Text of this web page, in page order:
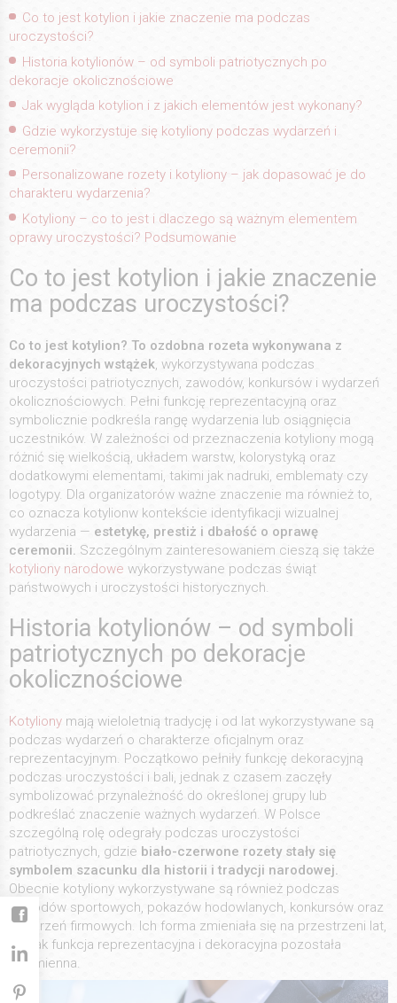
Co to jest kotylion i jakie znaczenie ma podczas
uroczystości?
Historia kotylionów – od symboli patriotycznych po
dekoracje okolicznościowe
Jak wygląda kotylion i z jakich elementów jest wykonany?
Gdzie wykorzystuje się kotyliony podczas wydarzeń i
ceremonii?
Personalizowane rozety i kotyliony – jak dopasować je do
charakteru wydarzenia?
Kotyliony – co to jest i dlaczego są ważnym elementem
oprawy uroczystości? Podsumowanie
Co to jest kotylion i jakie znaczenie
ma podczas uroczystości?
Co to jest kotylion? To ozdobna rozeta wykonywana z
dekoracyjnych wstążek, wykorzystywana podczas
uroczystości patriotycznych, zawodów, konkursów i wydarzeń
okolicznościowych. Pełni funkcję reprezentacyjną oraz
symbolicznie podkreśla rangę wydarzenia lub osiągnięcia
uczestników. W zależności od przeznaczenia kotyliony mogą
różnić się wielkością, układem warstw, kolorystyką oraz
dodatkowymi elementami, takimi jak nadruki, emblematy czy
logotypy. Dla organizatorów ważne znaczenie ma również to,
co oznacza kotylionw kontekście identyfikacji wizualnej
wydarzenia — estetykę, prestiż i dbałość o oprawę
ceremonii. Szczególnym zainteresowaniem cieszą się także
kotyliony narodowe wykorzystywane podczas świąt
państwowych i uroczystości historycznych.
Historia kotylionów – od symboli
patriotycznych po dekoracje
okolicznościowe
Kotyliony mają wieloletnią tradycję i od lat wykorzystywane są
podczas wydarzeń o charakterze oficjalnym oraz
reprezentacyjnym. Początkowo pełniły funkcję dekoracyjną
podczas uroczystości i bali, jednak z czasem zaczęły
symbolizować przynależność do określonej grupy lub
podkreślać znaczenie ważnych wydarzeń. W Polsce
szczególną rolę odegrały podczas uroczystości
patriotycznych, gdzie biało-czerwone rozety stały się
symbolem szacunku dla historii i tradycji narodowej.
Obecnie kotyliony wykorzystywane są również podczas
zawodów sportowych, pokazów hodowlanych, konkursów oraz
wydarzeń firmowych. Ich forma zmieniała się na przestrzeni lat,
jednak funkcja reprezentacyjna i dekoracyjna pozostała
niezmienna.